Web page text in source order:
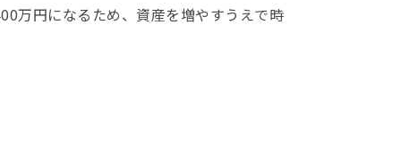
万円になるため、資産を増やすうえで時